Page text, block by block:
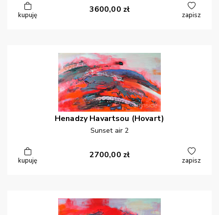
kupuję
3600,00 zł
zapisz
Henadzy Havartsou (Hovart)
Sunset air 2
kupuję
2700,00 zł
zapisz